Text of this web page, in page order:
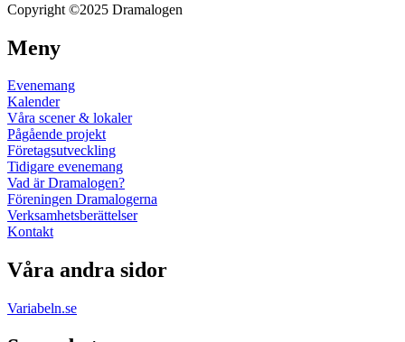
Copyright ©2025 Dramalogen
Meny
Evenemang
Kalender
Våra scener & lokaler
Pågående projekt
Företagsutveckling
Tidigare evenemang
Vad är Dramalogen?
Föreningen Dramalogerna
Verksamhetsberättelser
Kontakt
Våra andra sidor
Variabeln.se